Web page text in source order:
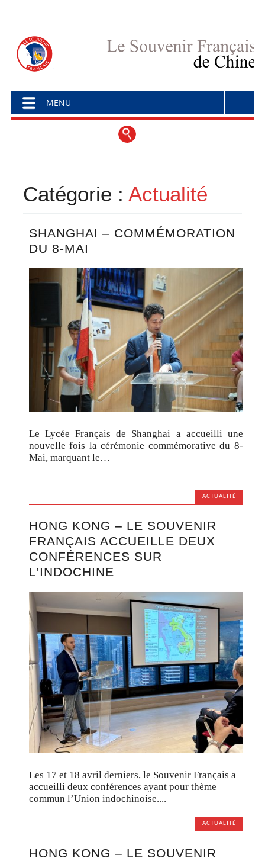
Menu principal
Aller au contenu
MENU
Catégorie : Actualité
SHANGHAI – COMMÉMORATION
DU 8-MAI
Le Lycée Français de Shanghai a accueilli une
nouvelle fois la cérémonie commémorative du 8-
Mai, marquant le…
ACTUALITÉ
HONG KONG – LE SOUVENIR
FRANÇAIS ACCUEILLE DEUX
CONFÉRENCES SUR
L’INDOCHINE
Les 17 et 18 avril derniers, le Souvenir Français a
accueilli deux conférences ayant pour thème
commun l’Union indochinoise....
ACTUALITÉ
HONG KONG – LE SOUVENIR